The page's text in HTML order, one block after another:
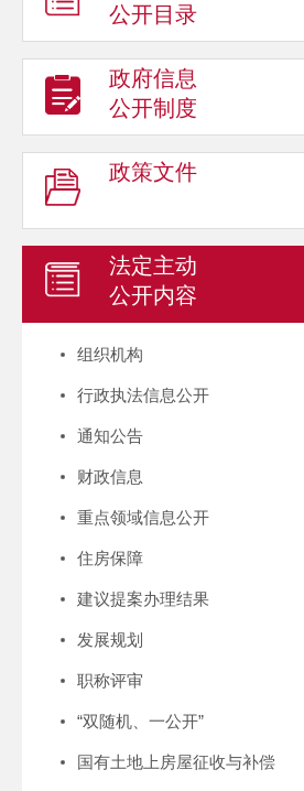
公开目录
政府信息
公开制度
政策文件
法定主动
公开内容
组织机构
行政执法信息公开
通知公告
财政信息
重点领域信息公开
住房保障
建议提案办理结果
发展规划
职称评审
“双随机、一公开”
国有土地上房屋征收与补偿